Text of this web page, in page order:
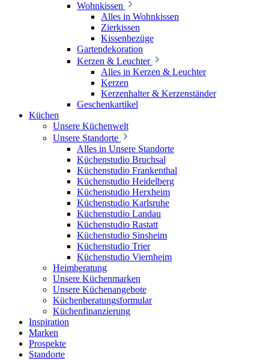
Wohnkissen
Alles in Wohnkissen
Zierkissen
Kissenbezüge
Gartendekoration
Kerzen & Leuchter
Alles in Kerzen & Leuchter
Kerzen
Kerzenhalter & Kerzenständer
Geschenkartikel
Küchen
Unsere Küchenwelt
Unsere Standorte
Alles in Unsere Standorte
Küchenstudio Bruchsal
Küchenstudio Frankenthal
Küchenstudio Heidelberg
Küchenstudio Herxheim
Küchenstudio Karlsruhe
Küchenstudio Landau
Küchenstudio Rastatt
Küchenstudio Sinsheim
Küchenstudio Trier
Küchenstudio Viernheim
Heimberatung
Unsere Küchenmarken
Unsere Küchenangebote
Küchenberatungsformular
Küchenfinanzierung
Inspiration
Marken
Prospekte
Standorte